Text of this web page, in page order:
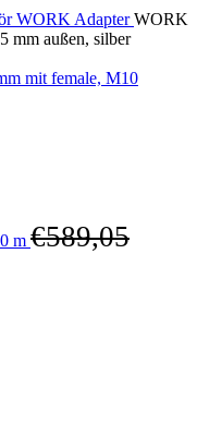
WORK AdapterWORK
mm außen, silber
mit female, M10
m €589,05